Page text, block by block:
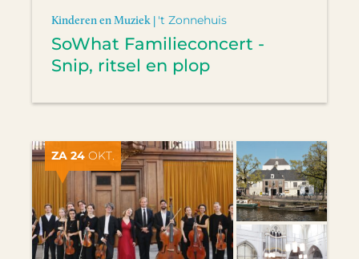
Kinderen en Muziek | 't Zonnehuis
SoWhat Familieconcert -
Snip, ritsel en plop
ZA 24 OKT.